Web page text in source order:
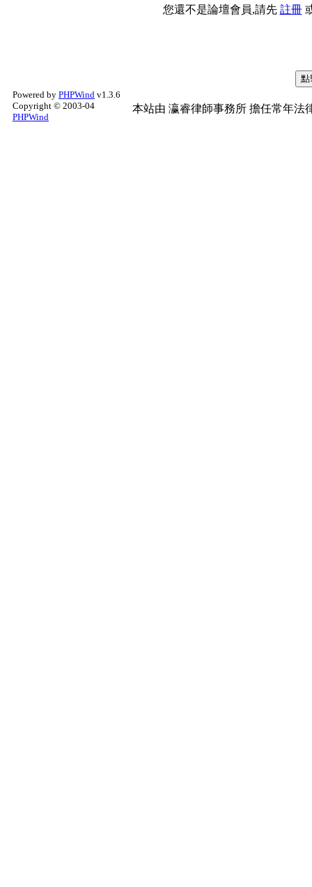
您還不是論壇會員,請先 註冊
Powered by PHPWind v1.3.6
Copyright © 2003-04
PHPWind
本站由 瀛睿律師事務所 擔任常年法